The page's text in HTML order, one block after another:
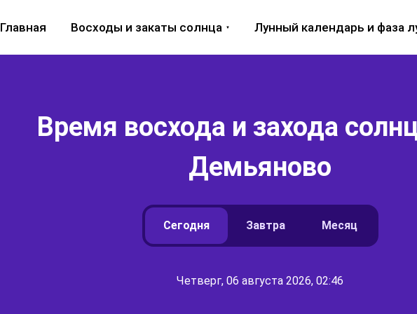
Главная Восходы и закаты солнца Лунный календарь и фаза
Время восхода и захода
Демьяново
Сегодня Завтра Месяц
Четверг, 06 августа 2026, 02:46